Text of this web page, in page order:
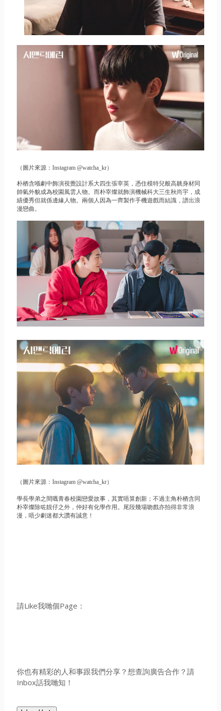
（圖片來源：Instagram @watcha_kr）
朴栖含喺劇中飾演視覺設計系大四生張宰英，憑住模特兒般高䠷身材同
帥氣外貌成為校園風雲人物。而朴宰燦就飾演機械科大三生秋尚宇，成
績優秀但就係邊緣人物。兩個人因為一齊製作手機遊戲而結識，譜出浪
漫戀曲。
（圖片來源：Instagram @watcha_kr）
學長學弟之間嘅青春校園戀愛故事，其實唔算創新；不過主角朴栖含同
朴宰燦除咗靚仔之外，仲好有化學作用。尾段幾場吻戲亦拍得非常浪
漫，唔少劇迷都大讚有誠意！
請Like我哋個Page：
你也有精彩的人和事跟我們分享？想查詢廣告合作？請
Inbox話我哋知！